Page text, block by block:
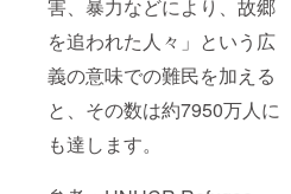
害、暴力などにより、故郷
を追われた人々」という広
義の意味での難民を加える
と、その数は約7950万人に
も達します。